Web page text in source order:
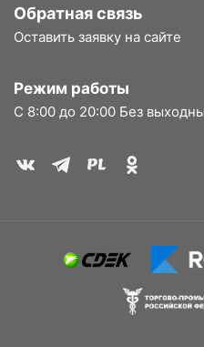
Обратная связь
Оставить заявку на сайте
Режим работы
С 8:00 до 20:00 Без